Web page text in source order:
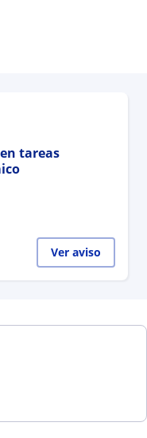
tareas
Ver aviso